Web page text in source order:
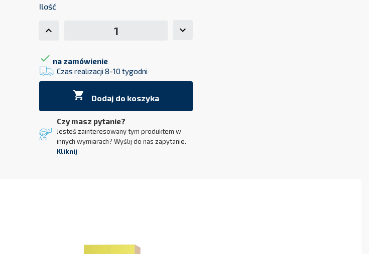
Ilość
 na zamówienie
Czas realizacji 8-10 tygodni
 Dodaj do koszyka
Czy masz pytanie?
Jesteś zainteresowany tym produktem w
innych wymiarach? Wyślij do nas zapytanie.
Kliknij